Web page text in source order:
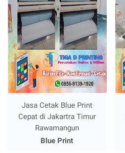
Jasa Cetak Blue Print
Cepat di Jakartra Timur
Rawamangun
Blue Print